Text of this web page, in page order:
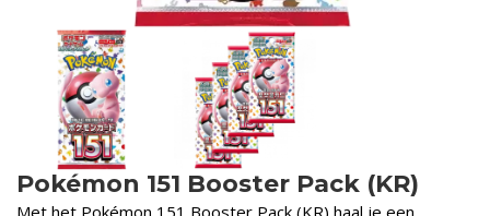
Pokémon 151 Booster Pack (KR)